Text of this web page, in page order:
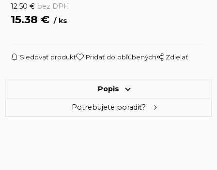
12.50 € bez DPH
15.38 € ks
Sledovať produkt Pridať do obľúbených Zdielať
Popis
Potrebujete poradiť?